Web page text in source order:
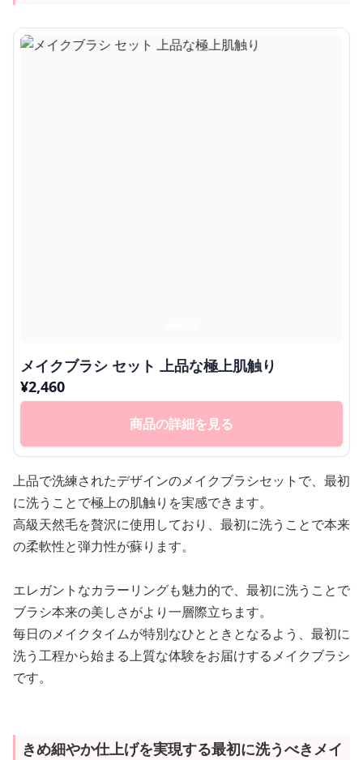
メイクブラシ セット 上品な極上肌触り
¥2,460
商品の詳細を見る
上品で洗練されたデザインのメイクブラシセットで、最初
に洗うことで極上の肌触りを実感できます。
高級天然毛を贅沢に使用しており、最初に洗うことで本来
の柔軟性と弾力性が蘇ります。
エレガントなカラーリングも魅力的で、最初に洗うことで
ブラシ本来の美しさがより一層際立ちます。
毎日のメイクタイムが特別なひとときとなるよう、最初に
洗う工程から始まる上質な体験をお届けするメイクブラシ
です。
きめ細やか仕上げを実現する最初に洗うべきメイ